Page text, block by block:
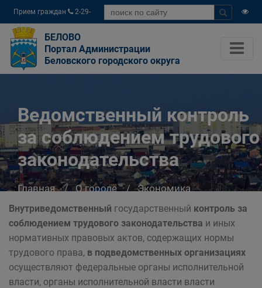
Прием граждан
2-29-
04
БЕЛОВО
Портал Администрации
Беловского городского округа
Ведомственный контроль
за соблюдением трудового
законодательства
Главная О городе
Экономика
Трудовые отношения
Ведомственный контроль за соблюдением
трудового законодательства
Внутриведомственный государственный контроль за
соблюдением трудового законодательства и иных
нормативных правовых актов, содержащих нормы
трудового права, в подведомственных организациях
осуществляют федеральные органы исполнительной
власти, органы исполнительной власти власти